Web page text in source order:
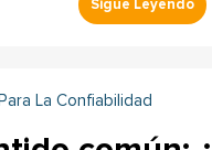
La Confiabilidad